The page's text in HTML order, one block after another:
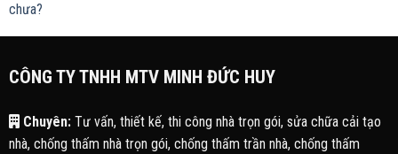
chưa?
CÔNG TY TNHH MTV MINH ĐỨC HUY
Chuyên:Tư vấn, thiết kế, thi công nhà trọn gói, sửa chữa cải tạo
nhà, chống thấm nhà trọn gói, chống thấm trần nhà, chống thấm